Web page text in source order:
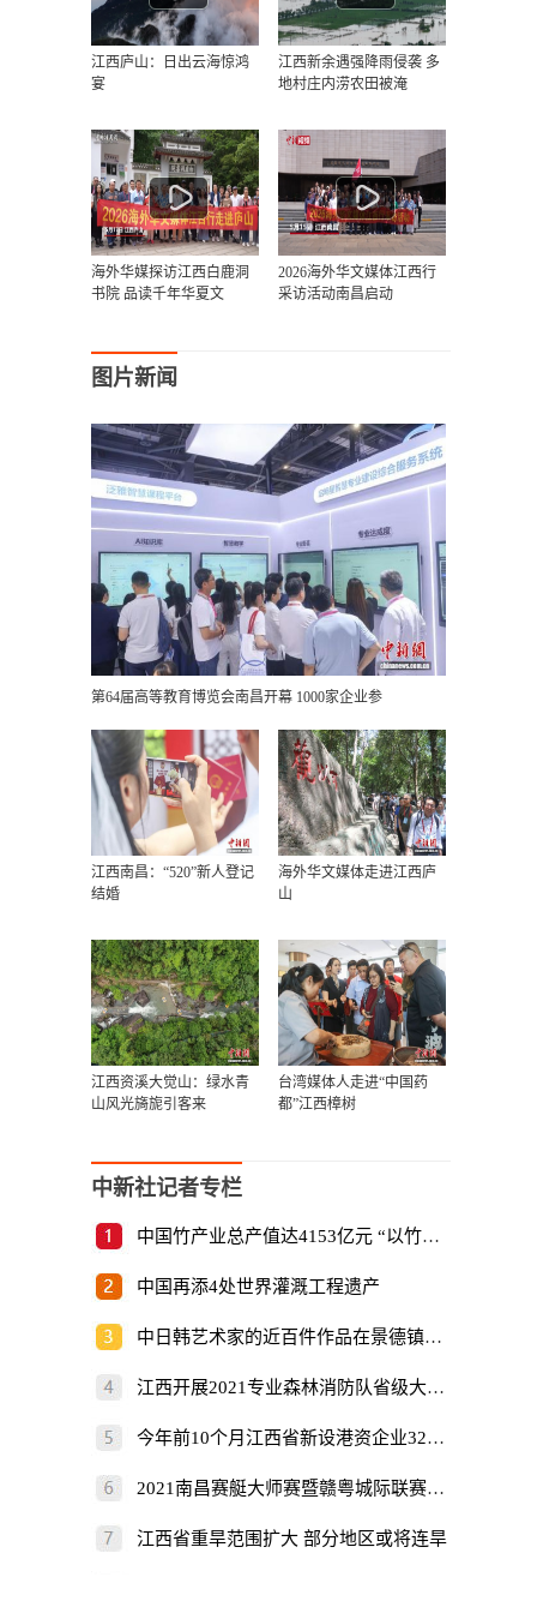
江西庐山：日出云海惊鸿
宴
江西新余遇强降雨侵袭 多
地村庄内涝农田被淹
海外华媒探访江西白鹿洞
书院 品读千年华夏文
2026海外华文媒体江西行
采访活动南昌启动
图片新闻
第64届高等教育博览会南昌开幕 1000家企业参
江西南昌：“520”新人登记
结婚
海外华文媒体走进江西庐
山
江西资溪大觉山：绿水青
山风光旖旎引客来
台湾媒体人走进“中国药
都”江西樟树
中新社记者专栏
中国竹产业总产值达4153亿元 “以竹代塑”倡
中国再添4处世界灌溉工程遗产
中日韩艺术家的近百件作品在景德镇展出
江西开展2021专业森林消防队省级大比武
今年前10个月江西省新设港资企业325家
2021南昌赛艇大师赛暨赣粤城际联赛开赛
江西省重旱范围扩大 部分地区或将连旱